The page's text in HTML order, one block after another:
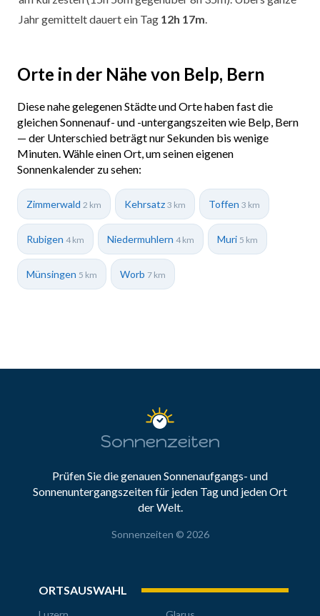
Jahr gemittelt dauert ein Tag 12h 17m
Orte in der Nähe von Belp, Bern
Diese nahe gelegenen Städte und Orte haben fast die
gleichen Sonnenauf- und -untergangszeiten wie Belp, Bern
— der Unterschied beträgt nur Sekunden bis wenige
Minuten. Wähle einen Ort, um seinen eigenen
Sonnenkalender zu sehen:
Zimmerwald 2 km Kehrsatz 3 km Toffen 3 km
Rubigen 4 km Niedermuhlern 4 km Muri 5 km
Münsingen 5 km Worb 7 km
Sonnenzeiten
Prüfen Sie die genauen Sonnenaufgangs- und
Sonnenuntergangszeiten für jeden Tag und jeden Ort
der Welt.
Sonnenzeiten © 2026
ORTSAUSWAHL